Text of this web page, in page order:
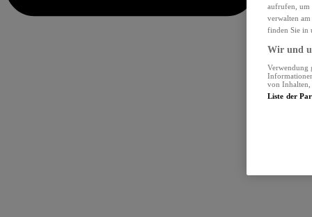
aufrufen, um
verwalten
finden Sie in
Wir und
Verwendung
von Inhalten,
Liste der